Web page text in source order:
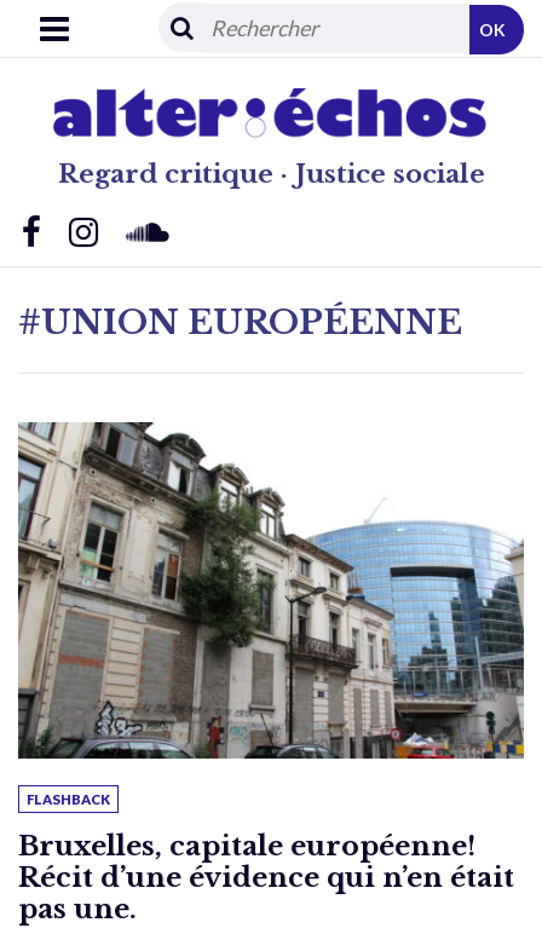
Regard critique · Justice sociale
OK
#UNION EUROPÉENNE
FLASHBACK
Bruxelles, capitale européenne!
Récit d’une évidence qui n’en était
pas une.